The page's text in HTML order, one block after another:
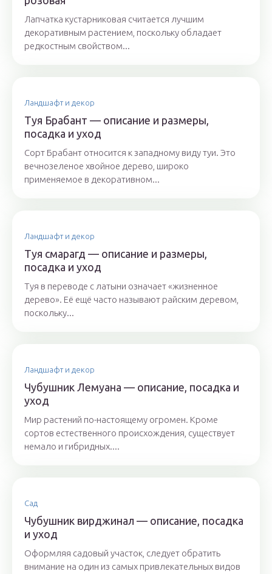
Лапчатка кустарниковая считается лучшим
декоративным растением, поскольку обладает
редкостным свойством...
Ландшафт и декор
Туя Брабант — описание и размеры,
посадка и уход
Сорт Брабант относится к западному виду туи. Это
вечнозеленое хвойное дерево, широко
применяемое в декоративном...
Ландшафт и декор
Туя смарагд — описание и размеры,
посадка и уход
Туя в переводе с латыни означает «жизненное
дерево». Её ещё часто называют райским деревом,
поскольку...
Ландшафт и декор
Чубушник Лемуана — описание, посадка и
уход
Мир растений по-настоящему огромен. Кроме
сортов естественного происхождения, существует
немало и гибридных....
Сад
Чубушник вирджинал — описание, посадка
и уход
Оформляя садовый участок, следует обратить
внимание на один из самых привлекательных видов